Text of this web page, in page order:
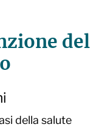
del
della salute